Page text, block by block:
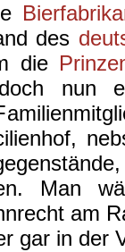
des
die
nun
Man
am
gar in der